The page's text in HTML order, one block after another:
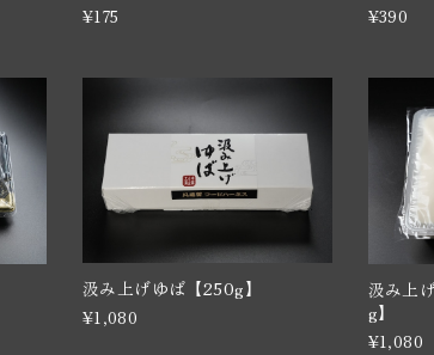
¥175 ¥390
汲み上げゆば【250g】
¥1,080
汲み上
g】
¥1,080